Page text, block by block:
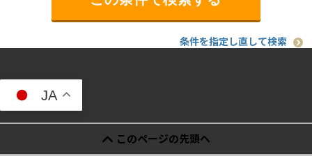
条件を指定し直して検索
JA
このページの先頭へ